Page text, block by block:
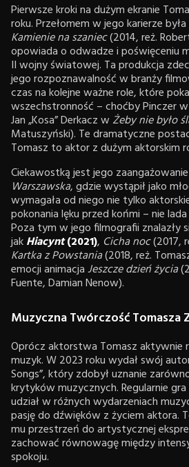
Pierwsze kroki na dużym ekranie
roku. Przełomem w jego karierze
Kamienie na szaniec(2014, reż.
opowiada o odwadze i poświęceniu
II wojny światowej. Ta produkcja
jego rozpoznawalność w branży
czas na kolejne ważne role, które
wszechstronność – choćby Pinczer w
Jan „Kosa” Derkacz w Żeby nie było
Matuszyński). Te dramatyczne
Tomasz to aktor z dużym aktorskim
Ciekawostką jest jego
Warszawska, gdzie wystąpił jako
wymagała od niego nie tylko
pokonania lęku przed końmi – nie
Poza tym w jego filmografii znalazły
jakHiacynt(2021), Cicha noc(2017,
Kartka z Powstania(2018, reż.
emocji animacjaJeszcze dzień życia
Fuente, Damian Nenow).
Muzyczna Twórczość Tomasza
Oprócz aktorstwa Tomasz aktywnie
muzyk. W 2023 roku wydał swój
Songs”, który zdobył uznanie
krytyków muzycznych. Regularnie
udział w różnych wydarzeniach
pasję do dźwięków z życiem aktora.
mu przestrzeń do artystycznej
zachować równowagę między
spokoju.